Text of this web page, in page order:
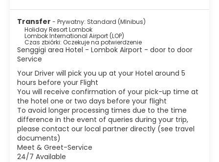
Transfer - Prywatny: Standard (MInibus)
Holiday Resort Lombok
Lombok International Airport (LOP)
Czas zbiórki: Oczekuje na potwierdzenie
Senggigi area Hotel - Lombok Airport - door to door
Service
Your Driver will pick you up at your Hotel around 5
hours before your Flight
You will receive confirmation of your pick-up time at
the hotel one or two days before your flight
To avoid longer processing times due to the time
difference in the event of queries during your trip,
please contact our local partner directly (see travel
documents)
Meet & Greet-Service
24/7 Available